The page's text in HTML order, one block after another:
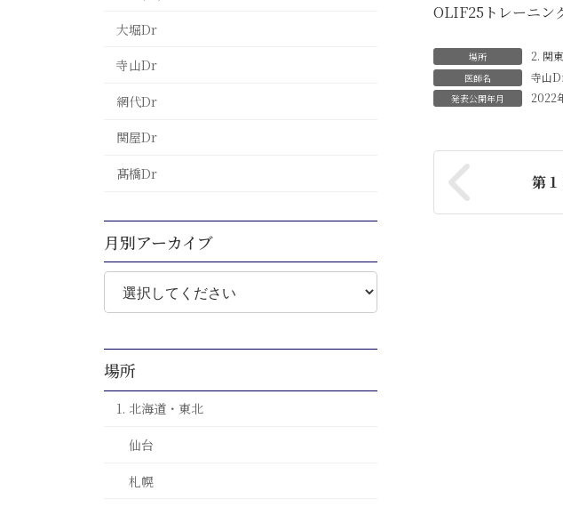
OLIF25トレーニン
場所 2. 関東
医師名 寺山
発表公開年月 2022
第
大堀Dr
寺山Dr
網代Dr
関屋Dr
髙橋Dr
月別アーカイブ
場所
1. 北海道・東北
仙台
札幌